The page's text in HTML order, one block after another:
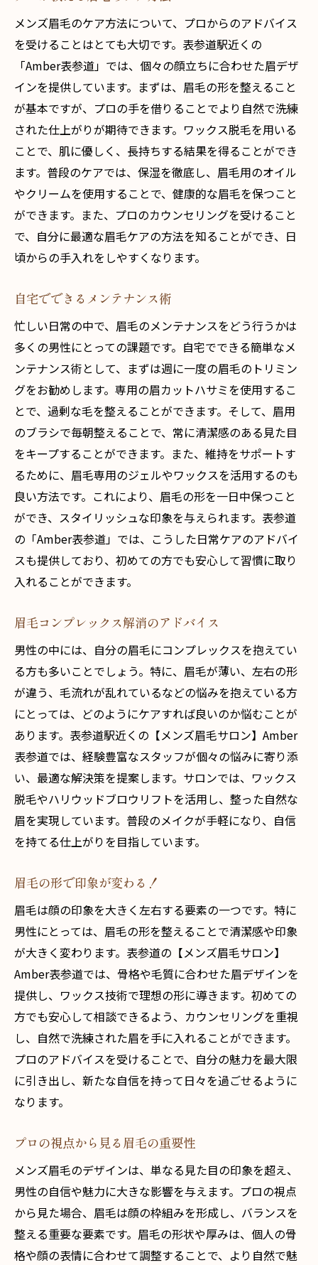
メンズ眉毛のケア方法について、プロからのアドバイス
を受けることはとても大切です。表参道駅近くの
「Amber表参道」では、個々の顔立ちに合わせた眉デザ
インを提供しています。まずは、眉毛の形を整えること
が基本ですが、プロの手を借りることでより自然で洗練
された仕上がりが期待できます。ワックス脱毛を用いる
ことで、肌に優しく、長持ちする結果を得ることができ
ます。普段のケアでは、保湿を徹底し、眉毛用のオイル
やクリームを使用することで、健康的な眉毛を保つこと
ができます。また、プロのカウンセリングを受けること
で、自分に最適な眉毛ケアの方法を知ることができ、日
頃からの手入れをしやすくなります。
自宅でできるメンテナンス術
忙しい日常の中で、眉毛のメンテナンスをどう行うかは
多くの男性にとっての課題です。自宅でできる簡単なメ
ンテナンス術として、まずは週に一度の眉毛のトリミン
グをお勧めします。専用の眉カットハサミを使用するこ
とで、過剰な毛を整えることができます。そして、眉用
のブラシで毎朝整えることで、常に清潔感のある見た目
をキープすることができます。また、維持をサポートす
るために、眉毛専用のジェルやワックスを活用するのも
良い方法です。これにより、眉毛の形を一日中保つこと
ができ、スタイリッシュな印象を与えられます。表参道
の「Amber表参道」では、こうした日常ケアのアドバイ
スも提供しており、初めての方でも安心して習慣に取り
入れることができます。
眉毛コンプレックス解消のアドバイス
男性の中には、自分の眉毛にコンプレックスを抱えてい
る方も多いことでしょう。特に、眉毛が薄い、左右の形
が違う、毛流れが乱れているなどの悩みを抱えている方
にとっては、どのようにケアすれば良いのか悩むことが
あります。表参道駅近くの【メンズ眉毛サロン】Amber
表参道では、経験豊富なスタッフが個々の悩みに寄り添
い、最適な解決策を提案します。サロンでは、ワックス
脱毛やハリウッドブロウリフトを活用し、整った自然な
眉を実現しています。普段のメイクが手軽になり、自信
を持てる仕上がりを目指しています。
眉毛の形で印象が変わる！
眉毛は顔の印象を大きく左右する要素の一つです。特に
男性にとっては、眉毛の形を整えることで清潔感や印象
が大きく変わります。表参道の【メンズ眉毛サロン】
Amber表参道では、骨格や毛質に合わせた眉デザインを
提供し、ワックス技術で理想の形に導きます。初めての
方でも安心して相談できるよう、カウンセリングを重視
し、自然で洗練された眉を手に入れることができます。
プロのアドバイスを受けることで、自分の魅力を最大限
に引き出し、新たな自信を持って日々を過ごせるように
なります。
プロの視点から見る眉毛の重要性
メンズ眉毛のデザインは、単なる見た目の印象を超え、
男性の自信や魅力に大きな影響を与えます。プロの視点
から見た場合、眉毛は顔の枠組みを形成し、バランスを
整える重要な要素です。眉毛の形状や厚みは、個人の骨
格や顔の表情に合わせて調整することで、より自然で魅